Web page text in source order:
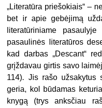
„Literatūra priešokiais“ –
bet ir apie gebėjimą
literatūriniame
pasaulinės literatūros
kad darbas „Descant“
grįždavau girtis savo
114). Jis rašo užsakytus
geria, kol būdamas
knygą (trys anksčiau